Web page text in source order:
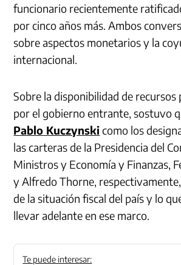
funcionario recientemente
por cinco años más. Ambos
sobre aspectos monetarios y la
internacional.
Sobre la disponibilidad de recursos
por el gobierno entrante, sostuvo
Pablo Kuczynskicomo los
las carteras de la Presidencia del
Ministros y Economía y Finanzas,
y Alfredo Thorne,
de la situación fiscal del país y lo
llevar adelante en ese marco.
Te puede interesar: